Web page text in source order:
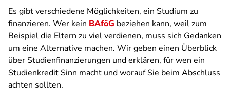
Es gibt verschiedene Möglichkeiten, ein Studium zu
finanzieren. Wer kein BAföG beziehen kann, weil zum
Beispiel die Eltern zu viel verdienen, muss sich Gedanken
um eine Alternative machen. Wir geben einen Überblick
über Studienfinanzierungen und erklären, für wen ein
Studienkredit Sinn macht und worauf Sie beim Abschluss
achten sollten.